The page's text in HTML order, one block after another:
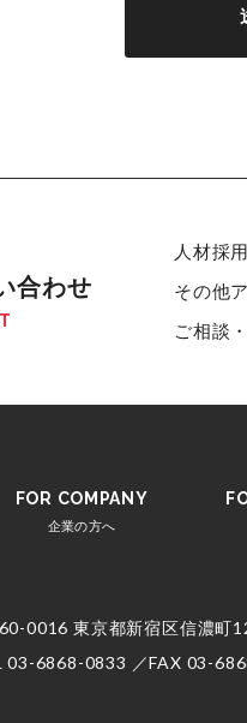
合わせ
人材採
その他
ご相談
FOR COMPANY
企業の方へ
0016東京都新宿区信濃町
03-6868-0833 ／FAX 03-